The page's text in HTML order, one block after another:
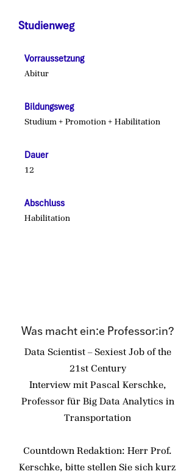
Studienweg
Vorraussetzung
Abitur
Bildungsweg
Studium + Promotion + Habilitation
Dauer
12
Abschluss
Habilitation
Was macht ein:e Professor:in?
Data Scientist – Sexiest Job of the
21st Century
Interview mit Pascal Kerschke,
Professor für Big Data Analytics in
Transportation
Countdown Redaktion: Herr Prof.
Kerschke, bitte stellen Sie sich kurz